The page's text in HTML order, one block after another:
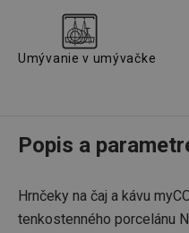
Umývanie v umývačke
Popis a
Hrnčeky na čaj a kávu
tenkostenného porcelánu